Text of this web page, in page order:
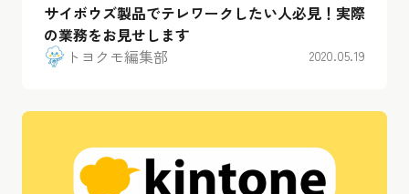
サイボウズ製品でテレワークしたい人必見！実際
の業務をお見せします
トヨクモ編集部
2020.05.19